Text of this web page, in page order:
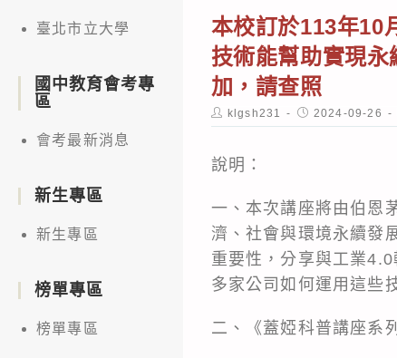
本校訂於113年
技術能幫助實現
加，請查照
Post
author:
klgsh231
Post
published:
2024-09-26
說明：
一、本次講座將由伯恩
濟、社會與環境永續發
重要性，分享與工業
多家公司如何運用這些
二、《蓋婭科普講座系
臺北市立大學
國中教育會考專
區
會考最新消息
新生專區
新生專區
榜單專區
榜單專區